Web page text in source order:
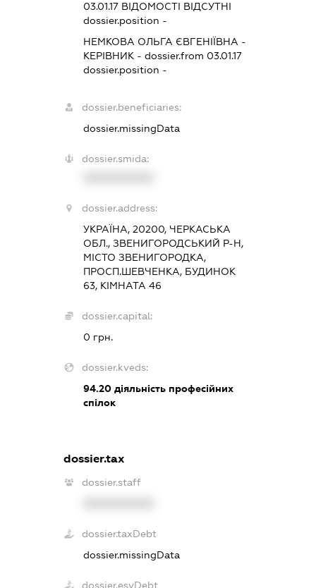
03.01.17 ВІДОМОСТІ ВІДСУТНІ
dossier.position -
НЕМКОВА ОЛЬГА ЄВГЕНІЇВНА -
КЕРІВНИК - dossier.from 03.01.17
dossier.position -
dossier.beneficiaries:
dossier.missingData
dossier.smida:
dossier.address:
УКРАЇНА, 20200, ЧЕРКАСЬКА
ОБЛ., ЗВЕНИГОРОДСЬКИЙ Р-Н,
МІСТО ЗВЕНИГОРОДКА,
ПРОСП.ШЕВЧЕНКА, БУДИНОК
63, КІМНАТА 46
dossier.capital:
0 грн.
dossier.kveds:
94.20 діяльність професійних
спілок
dossier.tax
dossier.staff
dossier.taxDebt
dossier.missingData
dossier.esvDebt